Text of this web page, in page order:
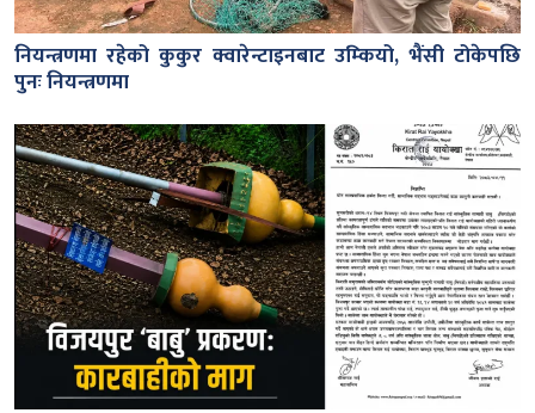
नियन्त्रणमा रहेको कुकुर क्वारेन्टाइनबाट उम्कियो, भैंसी टोकेपछि
पुनः नियन्त्रणमा